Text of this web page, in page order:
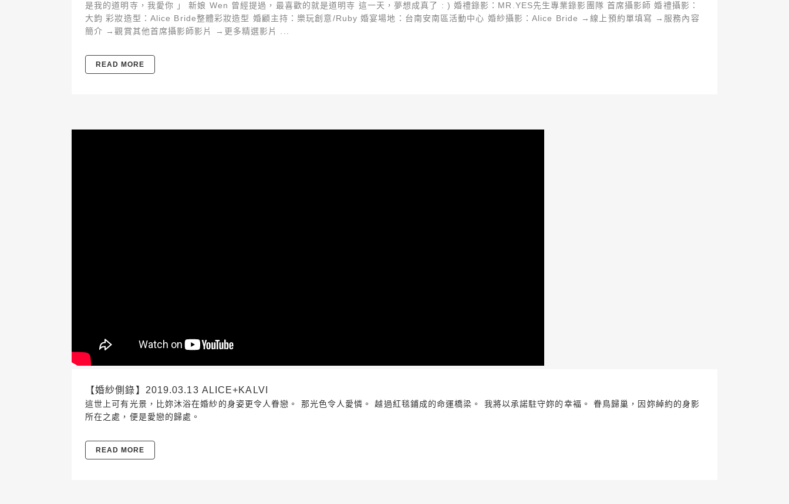
是我的道明寺，我愛你 」 新娘 Wen 曾經提過，最喜歡的就是道明寺 這一天，夢想成真了 : ) 婚禮錄影：MR.YES先生專業錄影團隊 首席攝影師 婚禮攝影：
大鈞 彩妝造型：Alice Bride整體彩妝造型 婚顧主持：樂玩創意/Ruby 婚宴場地：台南安南區活動中心 婚紗攝影：Alice Bride →線上預約單填寫 →服務內容
簡介 →觀賞其他首席攝影師影片 →更多精選影片 ...
READ MORE
【婚紗側錄】2019.03.13 ALICE+KALVI
這世上可有光景，比妳沐浴在婚紗的身姿更令人眷戀。 那光色令人愛憐。 越過紅毯鋪成的命運橋梁。 我將以承諾駐守妳的幸褔。 眷鳥歸巢，因妳綽約的身影
所在之處，便是愛戀的歸處。
READ MORE